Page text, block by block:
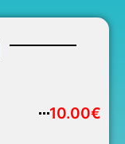
10.00€